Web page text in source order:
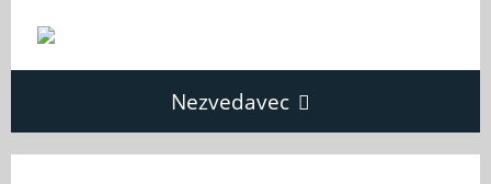
Nezvedavec